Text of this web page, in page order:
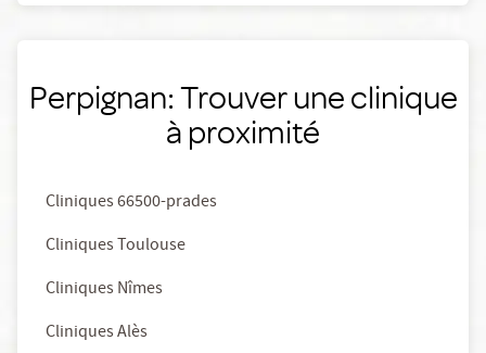
Perpignan: Trouver une clinique
à proximité
Cliniques 66500-prades
Cliniques Toulouse
Cliniques Nîmes
Cliniques Alès